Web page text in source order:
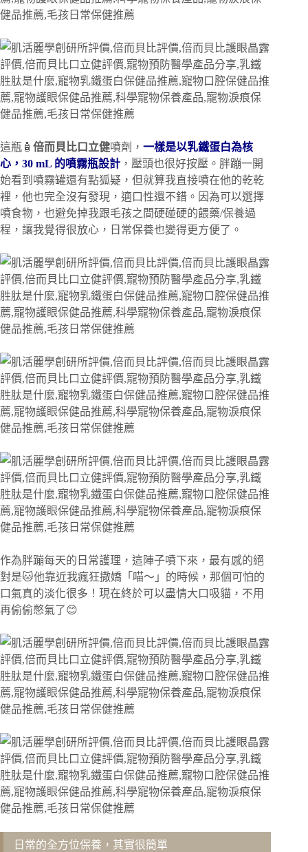
這瓶🧴 倍而貝比口立健噴劑， 一樣是以乳鐵蛋白為核
心，30 mL 的噴霧瓶設計 ，壓頭也很好按壓。胖蹦一開
始看到噴霧罐還有點狐疑，但就算我直接噴在他的乾乾
裡，他也完全沒有發現，適口性還不錯。因為可以選擇
噴食物，也避免掉我跟毛孩之間硬碰硬的餵藥/保養過
程，讓我覺得很放心，日常保養也變得更方便了。
作為胖蹦每天的日常護理，這陣子噴下來，最有感的絕
對是🐱他靠近我瘋狂撒嬌「喵～」的時候，那個可怕的
口氣真的淡化很多！現在終於可以盡情大口吸貓，不用
再偷偷憋氣了😊
日常的全方位保養，其實很簡單